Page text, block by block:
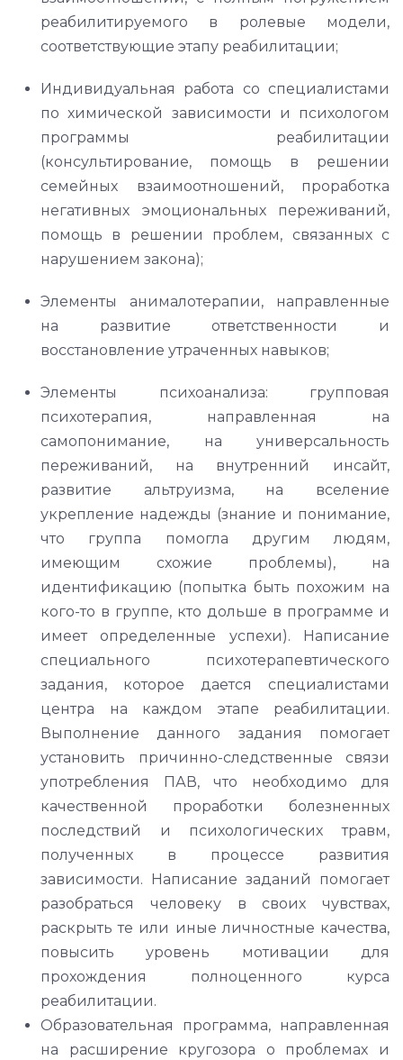
реабилитируемого в ролевые модели,
соответствующие этапу реабилитации;
Индивидуальная работа со специалистами
по химической зависимости и психологом
программы реабилитации
(консультирование, помощь в решении
семейных взаимоотношений, проработка
негативных эмоциональных переживаний,
помощь в решении проблем, связанных с
нарушением закона);
Элементы анималотерапии, направленные
на развитие ответственности и
восстановление утраченных навыков;
Элементы психоанализа: групповая
психотерапия, направленная на
самопонимание, на универсальность
переживаний, на внутренний инсайт,
развитие альтруизма, на вселение
укрепление надежды (знание и понимание,
что группа помогла другим людям,
имеющим схожие проблемы), на
идентификацию (попытка быть похожим на
кого-то в группе, кто дольше в программе и
имеет определенные успехи). Написание
специального психотерапевтического
задания, которое дается специалистами
центра на каждом этапе реабилитации.
Выполнение данного задания помогает
установить причинно-следственные связи
употребления ПАВ, что необходимо для
качественной проработки болезненных
последствий и психологических травм,
полученных в процессе развития
зависимости. Написание заданий помогает
разобраться человеку в своих чувствах,
раскрыть те или иные личностные качества,
повысить уровень мотивации для
прохождения полноценного курса
реабилитации.
Образовательная программа, направленная
на расширение кругозора о проблемах и